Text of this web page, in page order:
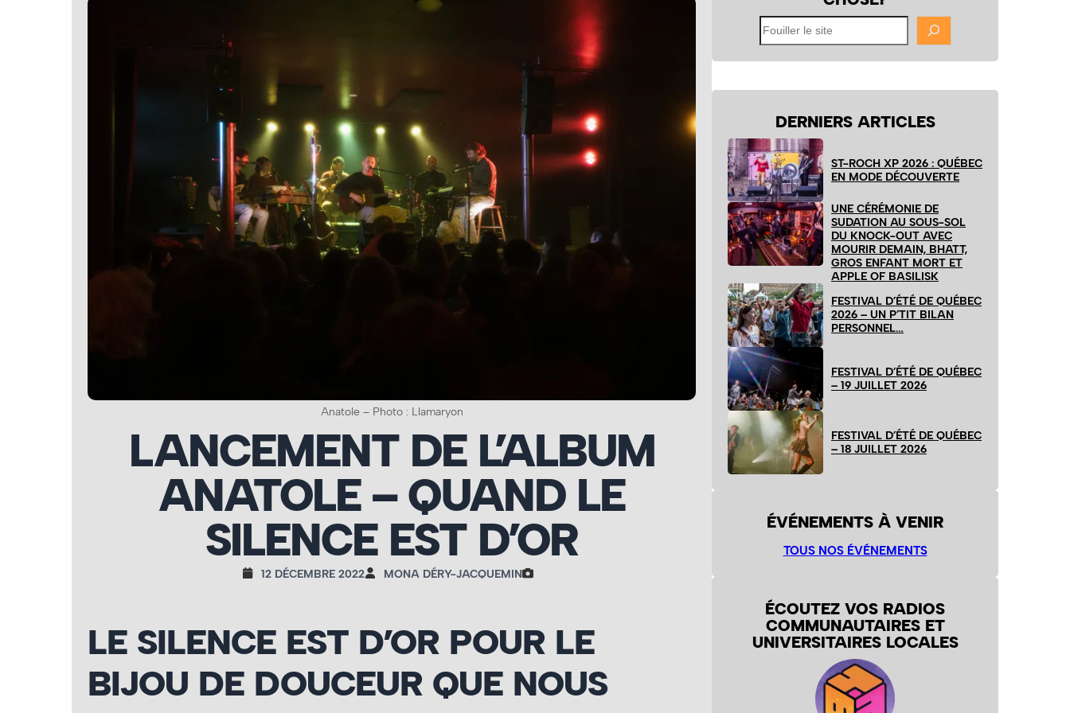
Anatole – Photo : Llamaryon
LANCEMENT DE L’ALBUM
ANATOLE – QUAND LE
SILENCE EST D’OR
12 DÉCEMBRE 2022 MONA DÉRY-JACQUEMIN
LE SILENCE EST D’OR POUR LE
BIJOU DE DOUCEUR QUE NOUS
Fouiller
le
site
DERNIERS ARTICLES
ST-ROCH XP 2026 : QUÉBEC
EN MODE DÉCOUVERTE
UNE CÉRÉMONIE DE
SUDATION AU SOUS-SOL
DU KNOCK-OUT AVEC
MOURIR DEMAIN, BHATT,
GROS ENFANT MORT ET
APPLE OF BASILISK
FESTIVAL D’ÉTÉ DE QUÉBEC
2026 – UN P’TIT BILAN
PERSONNEL…
FESTIVAL D’ÉTÉ DE QUÉBEC
– 19 JUILLET 2026
FESTIVAL D’ÉTÉ DE QUÉBEC
– 18 JUILLET 2026
ÉVÉNEMENTS À VENIR
TOUS NOS ÉVÉNEMENTS
ÉCOUTEZ VOS RADIOS
COMMUNAUTAIRES ET
UNIVERSITAIRES LOCALES